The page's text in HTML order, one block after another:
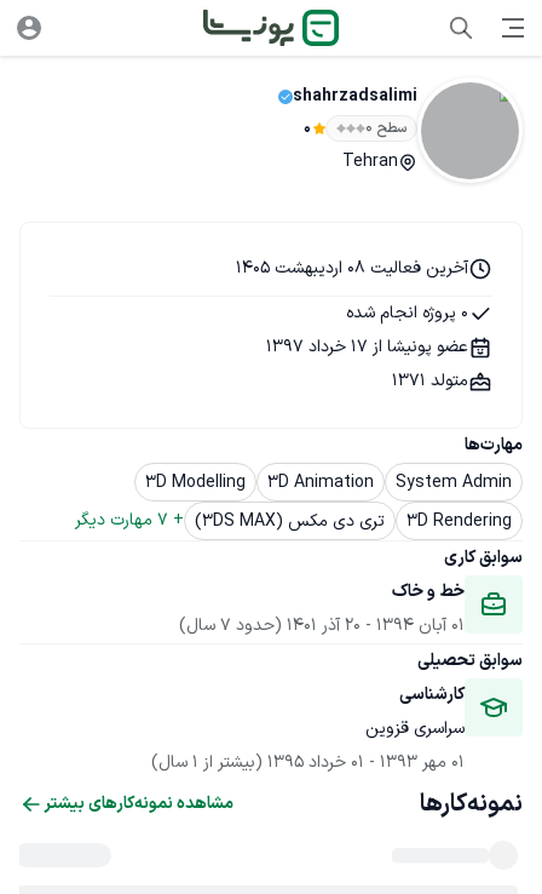
shahrzadsalimi
سطح ۰ 0
Tehran
مهارت‌ها
System Admin
3D Animation
3D Modelling
3D Rendering
تری دی مکس (3DS MAX) +
7 مهارت دیگر
سوابق کاری
خط و خاک
01 آبان 1394
- 20 آذر 1401
(حدود 7 سال)
سوابق تحصیلی
کارشناسی
سراسری قزوین
01 مهر 1393
- 01 خرداد 1395 (بیشتر از 1 سال)
آخرین فعالیت 08 اردیبهشت 1405
0 پروژه انجام شده
عضو پونیشا از 17 خرداد 1397
متولد 1371
نمونه‌کارها مشاهده نمونه‌کارهای بیشتر